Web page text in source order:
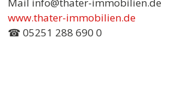
www.thater-immobilien.de
☎ 05251 288 690 0